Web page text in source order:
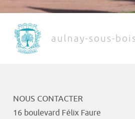
aulnay-sous-
NOUS CONTACTER
16 boulevard Félix Faure